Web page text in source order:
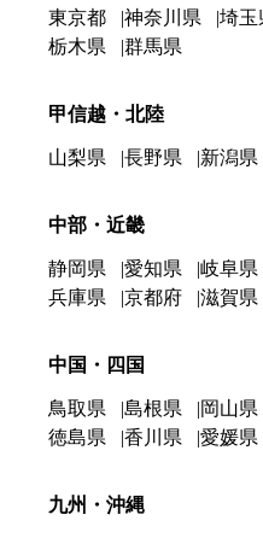
東京都 神奈川県 埼玉
栃木県
群馬県
甲信越・北陸
山梨県 長野県 新潟県
中部・近畿
静岡県 愛知県 岐阜県
兵庫県
京都府 滋賀県
中国・四国
鳥取県 島根県 岡山県
徳島県
香川県 愛媛県
九州・沖縄